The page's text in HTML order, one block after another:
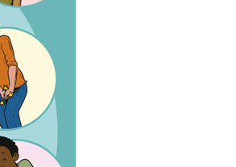
la
y, si